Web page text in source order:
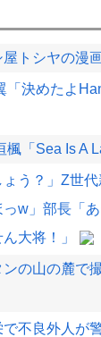
屋トシヤの漫
「決めたよ
楓「Sea Is A
う？」Z世
w」部長「
大将！」
ンの山の麓で
で不良外人が